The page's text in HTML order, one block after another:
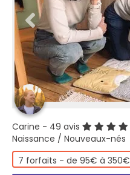
Carine - 49 avis
Naissance / Nouveaux-nés
7 forfaits - de 95€ à 350€